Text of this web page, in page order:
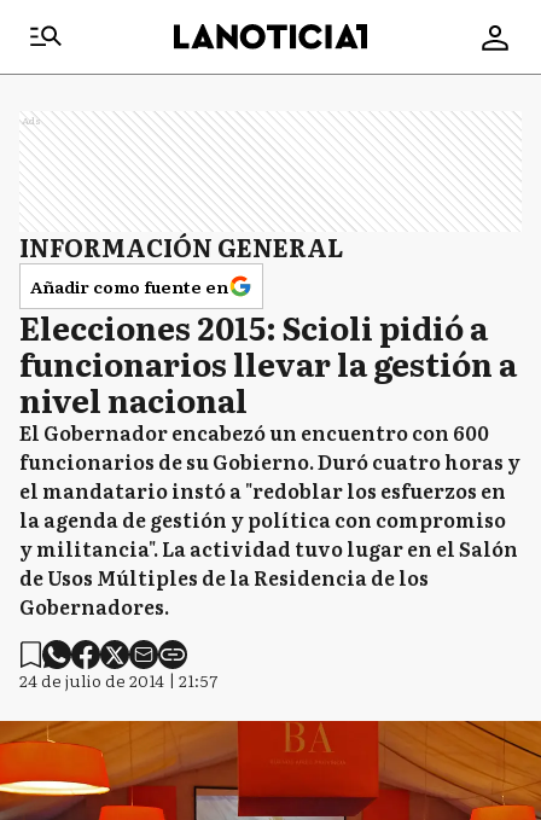
Ads
INFORMACIÓN GENERAL
Añadir como fuente en
Elecciones 2015: Scioli pidió a
funcionarios llevar la gestión a
nivel nacional
El Gobernador encabezó un encuentro con 600
funcionarios de su Gobierno. Duró cuatro horas y
el mandatario instó a "redoblar los esfuerzos en
la agenda de gestión y política con compromiso
y militancia". La actividad tuvo lugar en el Salón
de Usos Múltiples de la Residencia de los
Gobernadores.
24 de julio de 2014 | 21:57